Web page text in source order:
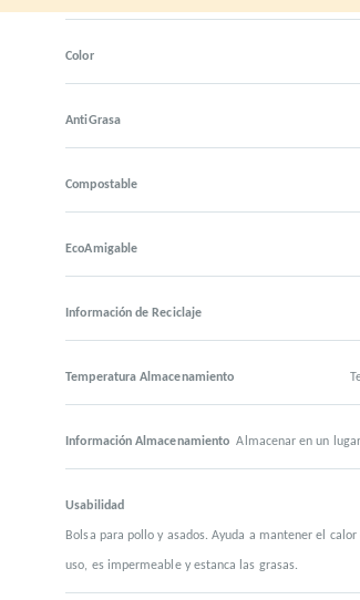
Color
AntiGrasa
Compostable
EcoAmigable
Información de Reciclaje
Temperatura Almacenamiento
Información Almacenamiento Almacenar en un
Usabilidad
Bolsa para pollo y asados. Ayuda a mantener el
uso, es impermeable y estanca las grasas.